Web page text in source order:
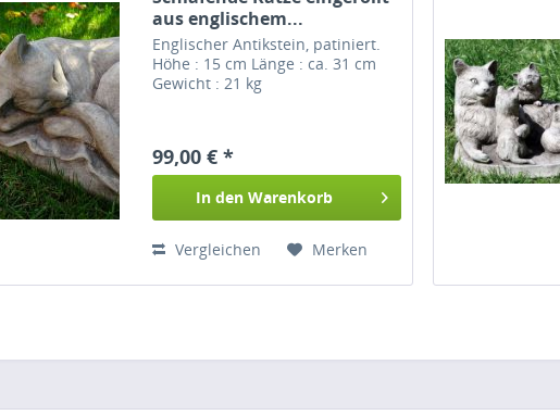
aus englischem...
Englischer Antikstein, patiniert.
Höhe : 15 cm Länge : ca. 31 cm
Gewicht : 21 kg
99,00 € *
In den Warenkorb
Vergleichen Merken